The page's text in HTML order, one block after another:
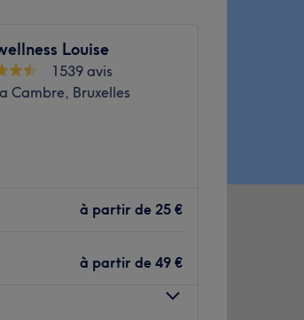
institut où Irina et son
esthétiques pour une
une
Louise
1539 avis
Cambre, Bruxelles
à partir de 25 €
à partir de 49 €